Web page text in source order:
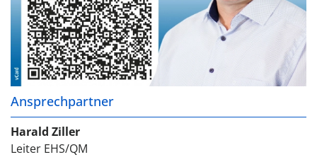
Ansprechpartner
Harald Ziller
Leiter EHS/QM